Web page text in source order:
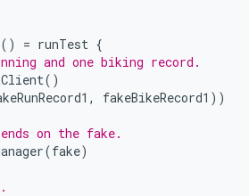
() = runTest {
and one biking record.
()
, fakeBikeRecord1 ))
on the fake.
(fake)